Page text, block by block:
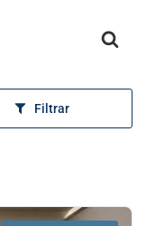
Filtrar